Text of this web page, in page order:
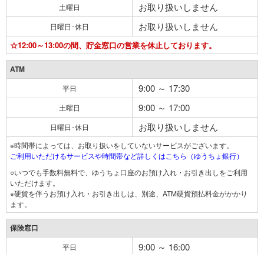
土曜日 お取り扱いしません
日曜日･休日 お取り扱いしません
☆12:00～13:00の間、貯金窓口の営業を休止しております。
ATM
平日 9:00 ～ 17:30
土曜日 9:00 ～ 17:00
日曜日･休日 お取り扱いしません
※時間帯によっては、お取り扱いをしていないサービスがございます。
ご利用いただけるサービスや時間帯など詳しくはこちら（ゆうちょ銀行）
○いつでも手数料無料で、ゆうちょ口座のお預け入れ・お引き出しをご利用
いただけます。
※硬貨を伴うお預け入れ・お引き出しは、別途、ATM硬貨預払料金がかかり
ます。
保険窓口
平日 9:00 ～ 16:00